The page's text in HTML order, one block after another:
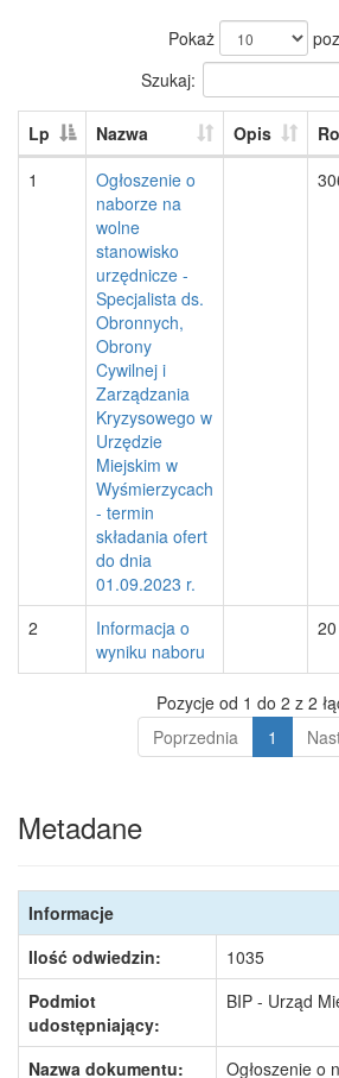
Pokaż
Szukaj:
Lp Nazwa Opis
1
Ogłoszenie o
naborze na
wolne
stanowisko
urzędnicze -
Specjalista ds.
Obronnych,
Obrony
Cywilnej i
Zarządzania
Kryzysowego w
Urzędzie
Miejskim w
Wyśmierzycach
- termin
składania ofert
do dnia
01.09.2023 r.
2
Informacja o
wyniku naboru
Pozycje od 1 do 2 z 2
Poprzednia
1
Metadane
Informacje
Ilość odwiedzin:
1035
Podmiot
udostępniający:
BIP - Urząd
Nazwa dokumentu:
Ogłoszenie o